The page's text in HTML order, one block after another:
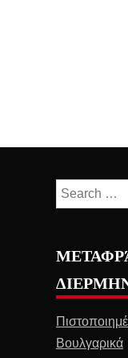
Search
for:
Βουλγαρικά